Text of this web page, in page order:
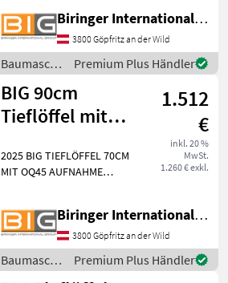
493 kg * Volumen: 1, 72 m3
Baumaschinen Schaufel
und Löffel
Biringer International GmbH
3800 Göpfritz an der Wild
Baumaschinen
/ BIG
Premium Plus Händler
BIG 90cm
Tieflöffel mit
Aufnahme
1.512
€
inkl. 20 %
MwSt.
1.260 € exkl.
2025 BIG TIEFLÖFFEL 70CM
MIT OQ45 AUFNAHME
Aufnahmebreite: 90 cm *
Inhalt: 388 ltr. * KAT 5 -
passend zu 5, 6 - 9 t Bagger
Bauma
Biringer International GmbH
3800 Göpfritz an der Wild
Baumaschinen
/ BIG
Premium Plus Händler